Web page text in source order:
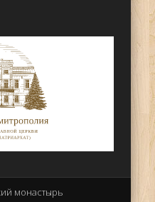
монастырь